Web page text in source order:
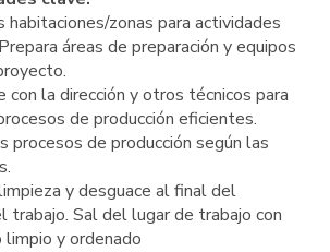
habitaciones/zonas para actividades
áreas de preparación y equipos
con la dirección y otros técnicos para
de producción eficientes.
procesos de producción según las
y desguace al final del
trabajo. Sal del lugar de trabajo con
limpio y ordenado